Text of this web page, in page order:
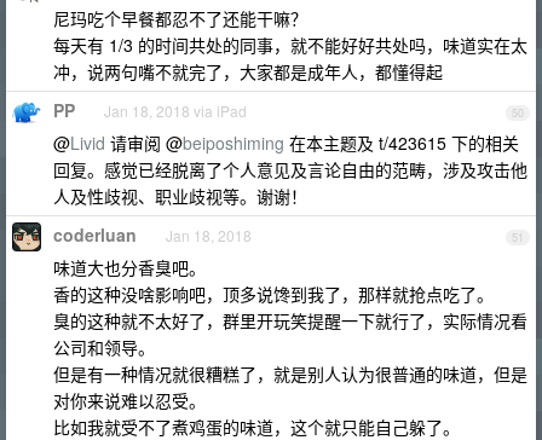
尼玛吃个早餐都忍不了还能干嘛？
每天有 1/3 的时间共处的同事，就不能好好共处吗，味道实在太
冲，说两句嘴不就完了，大家都是成年人，都懂得起
50
PP Jan 18, 2018 via iPad
@Livid 请审阅 @beiposhiming 在本主题及 t/423615 下的相关
回复。感觉已经脱离了个人意见及言论自由的范畴，涉及攻击他
人及性歧视、职业歧视等。谢谢！
51
coderluan Jan 18, 2018
味道大也分香臭吧。
香的这种没啥影响吧，顶多说馋到我了，那样就抢点吃了。
臭的这种就不太好了，群里开玩笑提醒一下就行了，实际情况看
公司和领导。
但是有一种情况就很糟糕了，就是别人认为很普通的味道，但是
对你来说难以忍受。
比如我就受不了煮鸡蛋的味道，这个就只能自己躲了。